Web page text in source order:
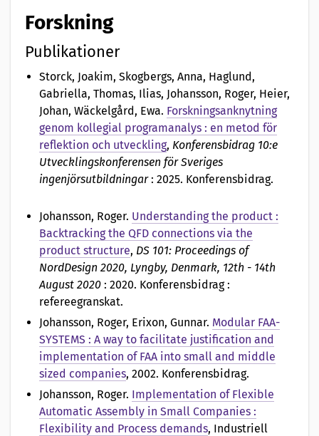
Forskning
Publikationer
Storck, Joakim, Skogbergs, Anna, Haglund,
Gabriella, Thomas, Ilias, Johansson, Roger, Heier,
Johan, Wäckelgård, Ewa. Forskningsanknytning
genom kollegial programanalys : en metod för
reflektion och utveckling, Konferensbidrag 10:e
Utvecklingskonferensen för Sveriges
ingenjörsutbildningar: 2025. Konferensbidrag.
Johansson, Roger. Understanding the product :
Backtracking the QFD connections via the
product structure, DS 101: Proceedings of
NordDesign 2020, Lyngby, Denmark, 12th - 14th
August 2020 : 2020. Konferensbidrag :
refereegranskat.
Johansson, Roger, Erixon, Gunnar. Modular FAA-
SYSTEMS : A way to facilitate justification and
implementation of FAA into small and middle
sized companies, 2002. Konferensbidrag.
Johansson, Roger. Implementation of Flexible
Automatic Assembly in Small Companies :
Flexibility and Process demands, Industriell